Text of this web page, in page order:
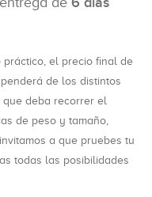
práctico, el precio final de
de los distintos
deba recorrer el
de peso y tamaño,
a que pruebes tu
todas las posibilidades